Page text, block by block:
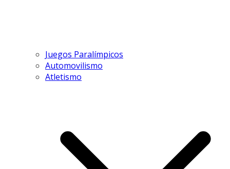
Juegos Paralímpicos
Automovilismo
Atletismo